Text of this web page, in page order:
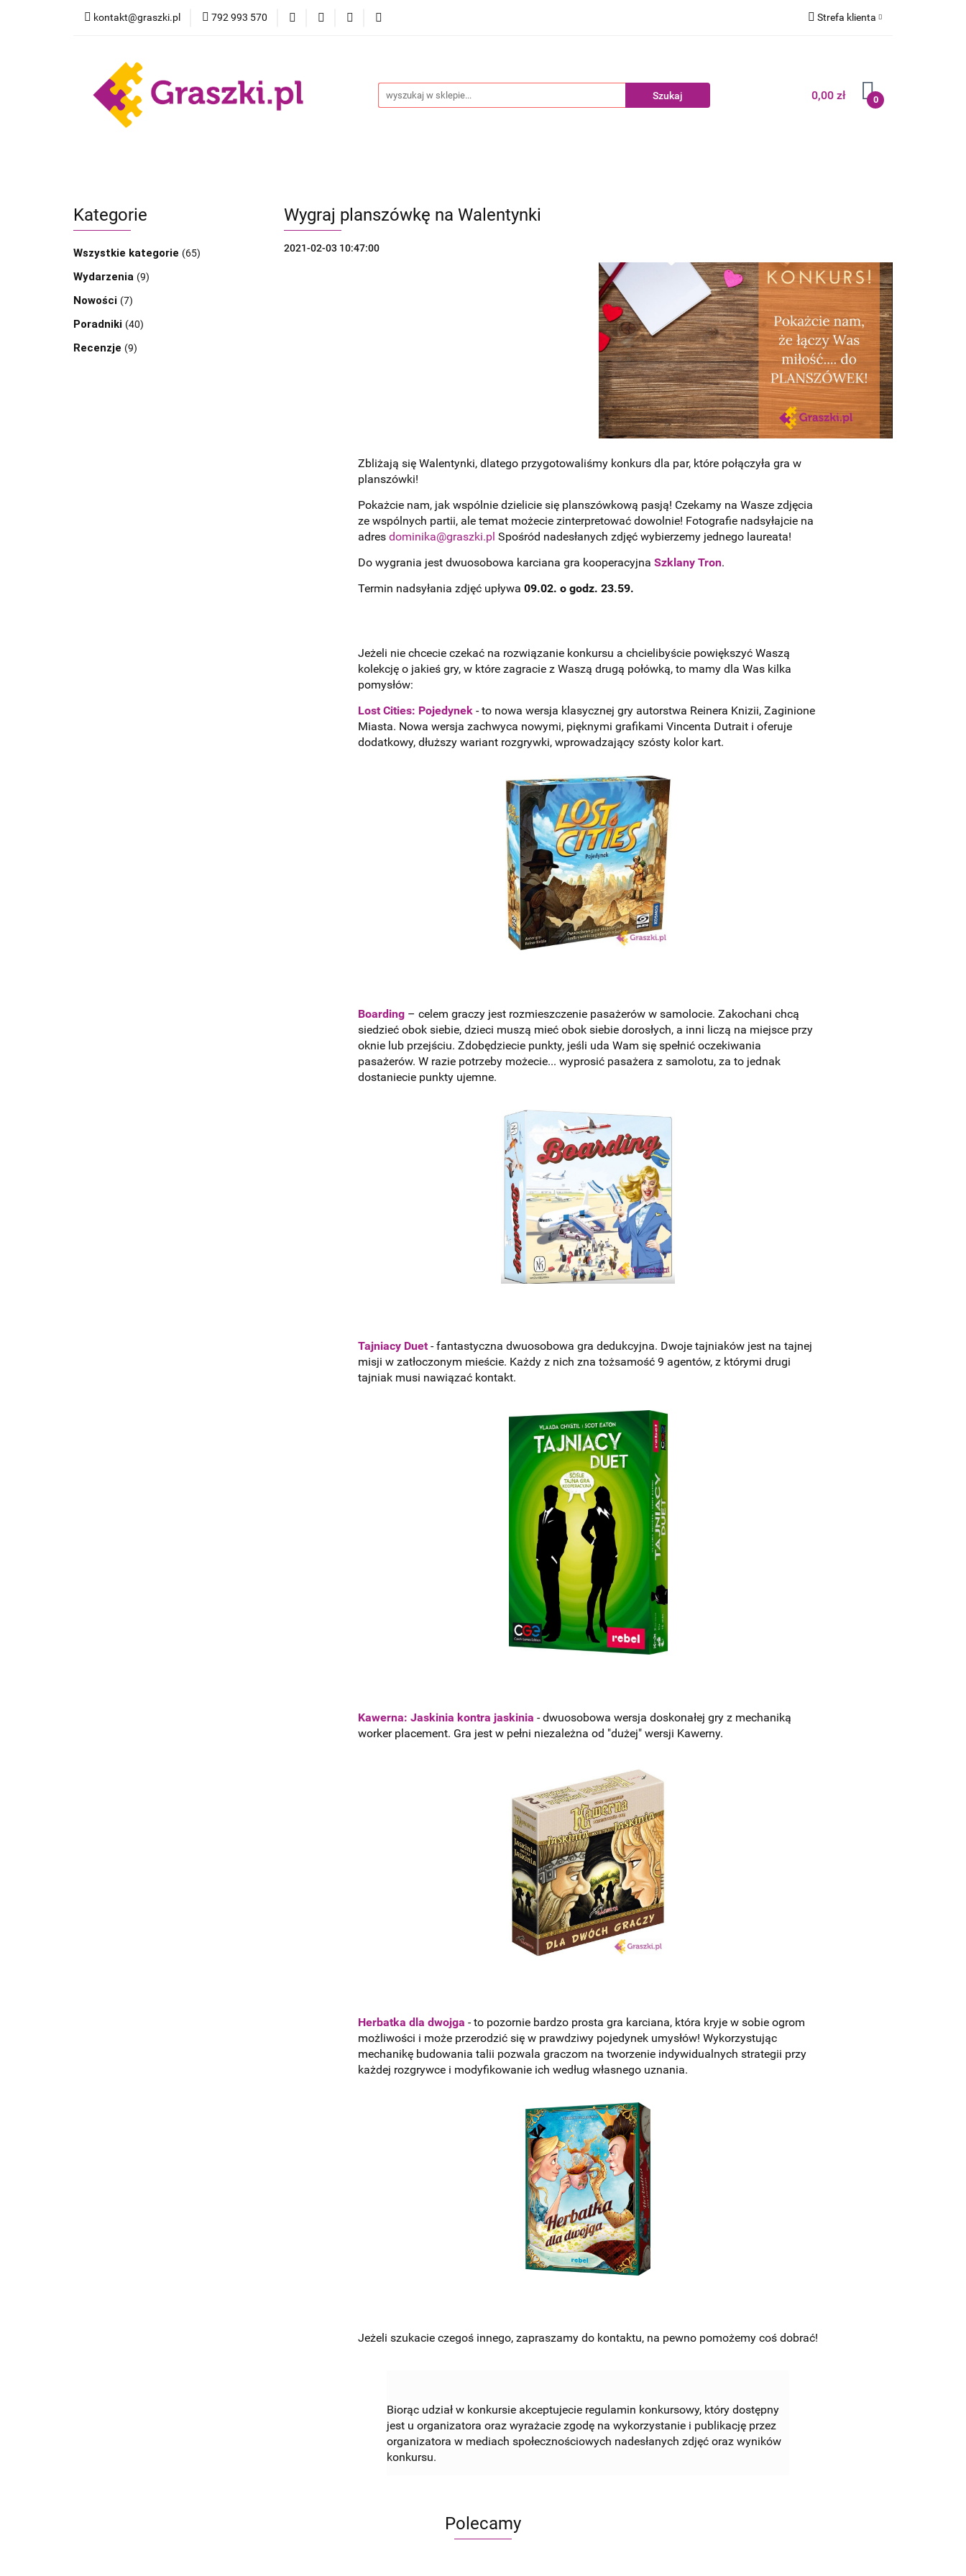
kontakt@graszki.pl 792 993 570 Strefa klienta
Dodaj zgłoszenie
0,00 zł 0
Gry planszowe Akcesoria
Kategorie
Wszystkie kategorie (65)
Wydarzenia (9)
Nowości (7)
Poradniki (40)
Recenzje (9)
Wygraj planszówkę na Walentynki
2021-02-03 10:47:00
Zbliżają się Walentynki, dlatego przygotowaliśmy konkurs dla par, które połączyła gra w
planszówki!
Pokażcie nam, jak wspólnie dzielicie się planszówkową pasją! Czekamy na Wasze zdjęcia
ze wspólnych partii, ale temat możecie zinterpretować dowolnie! Fotografie nadsyłajcie na
adresdominika@graszki.pl Spośród nadesłanych zdjęć wybierzemy jednego laureata!
Do wygrania jest dwuosobowa karciana gra kooperacyjnaSzklany Tron.
Termin nadsyłania zdjęć upływa09.02. o godz. 23.59.
Jeżeli nie chcecie czekać na rozwiązanie konkursu a chcielibyście powiększyć Waszą
kolekcję o jakieś gry, w które zagracie z Waszą drugą połówką, to mamy dla Was kilka
pomysłów:
Lost Cities: Pojedynek- to nowa wersja klasycznej gry autorstwa Reinera Knizii, Zaginione
Miasta. Nowa wersja zachwyca nowymi, pięknymi grafikami Vincenta Dutrait i oferuje
dodatkowy, dłuższy wariant rozgrywki, wprowadzający szósty kolor kart.
Boarding – celem graczy jest rozmieszczenie pasażerów w samolocie. Zakochani chcą
siedzieć obok siebie, dzieci muszą mieć obok siebie dorosłych, a inni liczą na miejsce przy
oknie lub przejściu. Zdobędziecie punkty, jeśli uda Wam się spełnić oczekiwania
pasażerów. W razie potrzeby możecie... wyprosić pasażera z samolotu, za to jednak
dostaniecie punkty ujemne.
Tajniacy Duet - fantastyczna dwuosobowa gra dedukcyjna. Dwoje tajniaków jest na tajnej
misji w zatłoczonym mieście. Każdy z nich zna tożsamość 9 agentów, z którymi drugi
tajniak musi nawiązać kontakt.
Kawerna: Jaskinia kontra jaskinia - dwuosobowa wersja doskonałej gry z mechaniką
worker placement. Gra jest w pełni niezależna od "dużej" wersji Kawerny.
Herbatka dla dwojga - to pozornie bardzo prosta gra karciana, która kryje w sobie ogrom
możliwości i może przerodzić się w prawdziwy pojedynek umysłów! Wykorzystując
mechanikę budowania talii pozwala graczom na tworzenie indywidualnych strategii przy
każdej rozgrywce i modyfikowanie ich według własnego uznania.
Jeżeli szukacie czegoś innego, zapraszamy do kontaktu, na pewno pomożemy coś dobrać!
Biorąc udział w konkursie akceptujecie regulamin konkursowy, który dostępny
jest u organizatora oraz wyrażacie zgodę na wykorzystanie i publikację przez
organizatora w mediach społecznościowych nadesłanych zdjęć oraz wyników
konkursu.
Polecamy